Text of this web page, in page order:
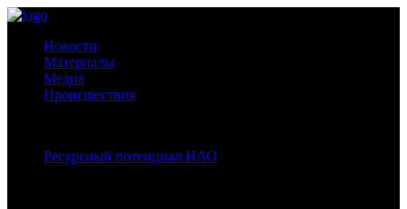
Новости
Материалы
Медиа
Происшествия
Ресурсный потенциал НАО